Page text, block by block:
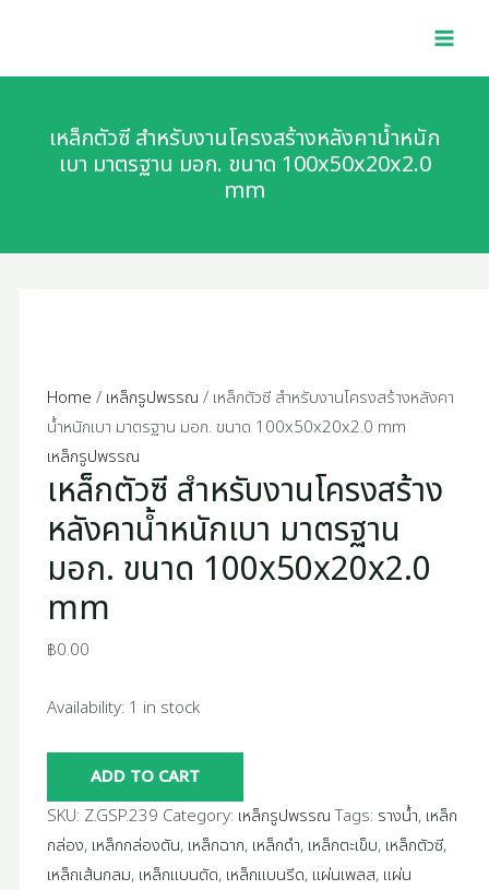
content
เหล็กตัวซี สำหรับงานโครงสร้างหลังคาน้ำหนัก
เบา มาตรฐาน มอก. ขนาด 100x50x20x2.0
mm
Home / เหล็กรูปพรรณ / เหล็กตัวซี สำหรับงานโครงสร้างหลังคา
น้ำหนักเบา มาตรฐาน มอก. ขนาด 100x50x20x2.0 mm
เหล็กรูปพรรณ
เหล็กตัวซี สำหรับงานโครงสร้าง
หลังคาน้ำหนักเบา มาตรฐาน
มอก. ขนาด 100x50x20x2.0
mm
฿0.00
Availability: 1 in stock
ซี
งาน
โครงสร้าง
หนัก
100x50x20x2.0
mm
quantity
ADD TO CART
SKU: Z.GSP.239 Category: เหล็กรูปพรรณ Tags: รางน้ำ, เหล็ก
กล่อง, เหล็กกล่องตัน, เหล็กฉาก, เหล็กดำ, เหล็กตะเข็บ, เหล็กตัวซี,
เหล็กเส้นกลม, เหล็กแบนตัด, เหล็กแบนรีด, แผ่นเพลส, แผ่น